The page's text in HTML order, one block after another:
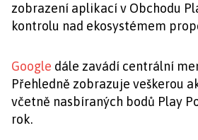
zobrazení aplikací v Obchodu
kontrolu nad ekosystémem
Google dále zavádí centrální
Přehledně zobrazuje veškerou
včetně nasbíraných bodů Play
rok.